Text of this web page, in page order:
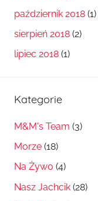
październik 2018 (1)
sierpień 2018 (2)
lipiec 2018 (1)
Kategorie
M&M's Team (3)
Morze (18)
Na Żywo (4)
Nasz Jachcik (28)